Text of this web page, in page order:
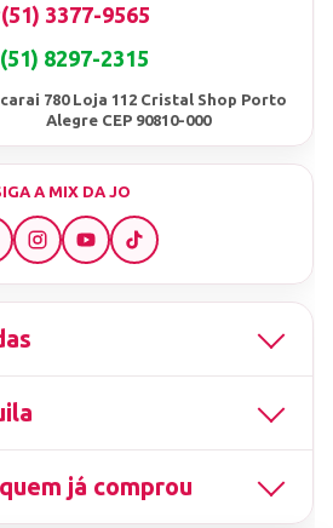
(51) 3377-9565
(51) 8297-2315
780 Loja 112 Cristal Shop Porto
Alegre CEP 90810-000
A MIX DA JO
já comprou